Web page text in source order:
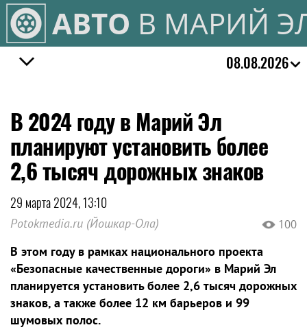
АВТО В МАРИЙ
08.08.2026
В 2024 году в Марий Эл
планируют установить более
2,6 тысяч дорожных знаков
29 марта 2024, 13:10
Potokmedia.ru (Йошкар-Ола) 100
В этом году в рамках национального проекта
«Безопасные качественные дороги» в Марий Эл
планируется установить более 2,6 тысяч дорожных
знаков, а также более 12 км барьеров и 99
шумовых полос.